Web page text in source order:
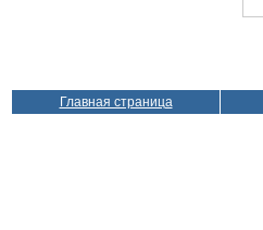
Главная страница